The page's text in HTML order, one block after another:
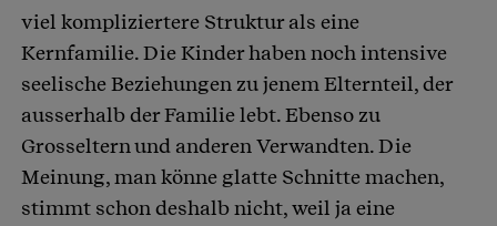
viel kompliziertere Struktur als eine
Kernfamilie. Die Kinder haben noch intensive
seelische Beziehungen zu jenem Elternteil, der
ausserhalb der Familie lebt. Ebenso zu
Grosseltern und anderen Verwandten. Die
Meinung, man könne glatte Schnitte machen,
stimmt schon deshalb nicht, weil ja eine